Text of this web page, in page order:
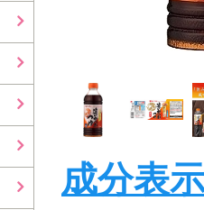
成分表